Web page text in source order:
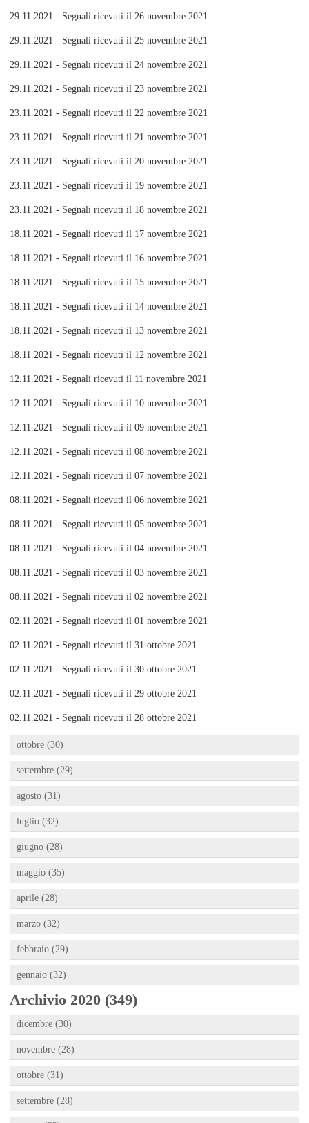
29.11.2021 - Segnali ricevuti il 26 novembre 2021
29.11.2021 - Segnali ricevuti il 25 novembre 2021
29.11.2021 - Segnali ricevuti il 24 novembre 2021
29.11.2021 - Segnali ricevuti il 23 novembre 2021
23.11.2021 - Segnali ricevuti il 22 novembre 2021
23.11.2021 - Segnali ricevuti il 21 novembre 2021
23.11.2021 - Segnali ricevuti il 20 novembre 2021
23.11.2021 - Segnali ricevuti il 19 novembre 2021
23.11.2021 - Segnali ricevuti il 18 novembre 2021
18.11.2021 - Segnali ricevuti il 17 novembre 2021
18.11.2021 - Segnali ricevuti il 16 novembre 2021
18.11.2021 - Segnali ricevuti il 15 novembre 2021
18.11.2021 - Segnali ricevuti il 14 novembre 2021
18.11.2021 - Segnali ricevuti il 13 novembre 2021
18.11.2021 - Segnali ricevuti il 12 novembre 2021
12.11.2021 - Segnali ricevuti il 11 novembre 2021
12.11.2021 - Segnali ricevuti il 10 novembre 2021
12.11.2021 - Segnali ricevuti il 09 novembre 2021
12.11.2021 - Segnali ricevuti il 08 novembre 2021
12.11.2021 - Segnali ricevuti il 07 novembre 2021
08.11.2021 - Segnali ricevuti il 06 novembre 2021
08.11.2021 - Segnali ricevuti il 05 novembre 2021
08.11.2021 - Segnali ricevuti il 04 novembre 2021
08.11.2021 - Segnali ricevuti il 03 novembre 2021
08.11.2021 - Segnali ricevuti il 02 novembre 2021
02.11.2021 - Segnali ricevuti il 01 novembre 2021
02.11.2021 - Segnali ricevuti il 31 ottobre 2021
02.11.2021 - Segnali ricevuti il 30 ottobre 2021
02.11.2021 - Segnali ricevuti il 29 ottobre 2021
02.11.2021 - Segnali ricevuti il 28 ottobre 2021
ottobre (30)
settembre (29)
agosto (31)
luglio (32)
giugno (28)
maggio (35)
aprile (28)
marzo (32)
febbraio (29)
gennaio (32)
Archivio 2020 (349)
dicembre (30)
novembre (28)
ottobre (31)
settembre (28)